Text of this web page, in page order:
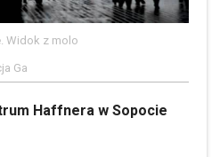
Widok z molo
Ga
Haffnera w Sopocie